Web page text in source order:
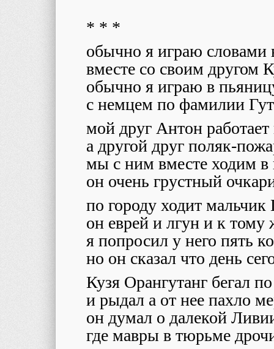
* * *
обычно я играю словами
вместе со своим другом
обычно я играю в
с немцем по фамилии
мой друг Антон
а другой друг поляк-
мы с ним вместе ходим в
он очень грустный
по городу ходит мальчик
он еврей и лгун и к тому
я попросил у него пять
но он сказал что день
Кузя Орангутанг бегал
и рыдал а от нее пахло
он думал о далекой
где мавры в тюрьме